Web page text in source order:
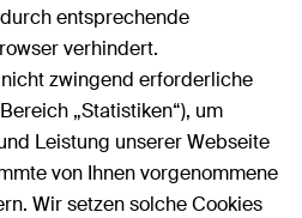
entsprechende
verhindert.
zwingend erforderliche
„Statistiken“), um
Leistung unserer Webseite
von Ihnen vorgenommene
Wir setzen solche Cookies